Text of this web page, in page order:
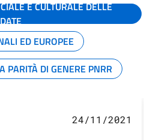
E CULTURALE DELLE
ED EUROPEE
PARITÀ DI GENERE PNRR
24/11/2021